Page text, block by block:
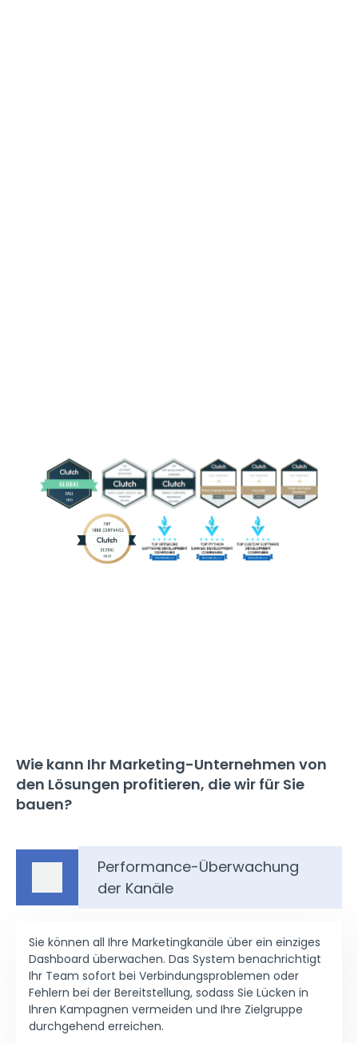
Wie kann Ihr Marketing-Unternehmen von
den Lösungen profitieren, die wir für Sie
bauen?
Performance-Überwachung
der Kanäle
Sie können all Ihre Marketingkanäle über ein einziges
Dashboard überwachen. Das System benachrichtigt
Ihr Team sofort bei Verbindungsproblemen oder
Fehlern bei der Bereitstellung, sodass Sie Lücken in
Ihren Kampagnen vermeiden und Ihre Zielgruppe
durchgehend erreichen.